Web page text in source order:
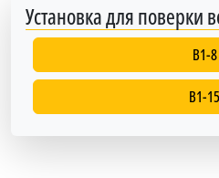
Установка для поверки
В1-8
В1-15